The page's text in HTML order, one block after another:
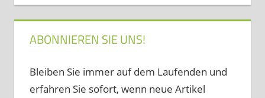
ABONNIEREN SIE UNS!
Bleiben Sie immer auf dem Laufenden und
erfahren Sie sofort, wenn neue Artikel